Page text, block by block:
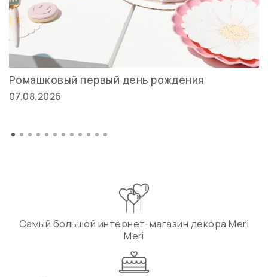
Ромашковый первый день рождения
07.08.2026
Самый большой интернет-магазин декора Meri
Meri